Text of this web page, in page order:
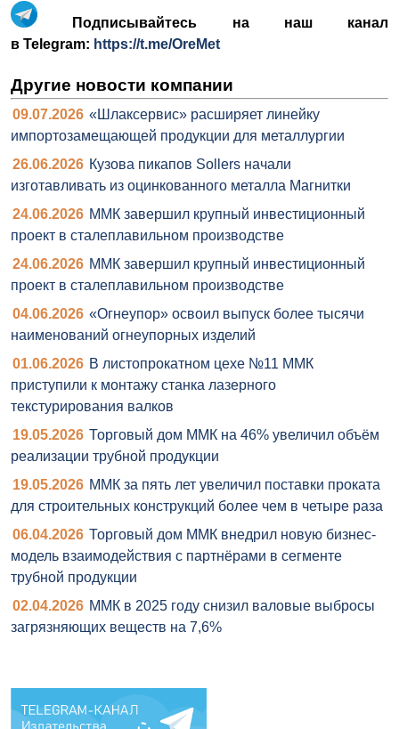
Подписывайтесь на наш канал
в Telegram: https://t.me/OreMet
Другие новости компании
09.07.2026 «Шлаксервис» расширяет линейку
импортозамещающей продукции для металлургии
26.06.2026 Кузова пикапов Sollers начали
изготавливать из оцинкованного металла Магнитки
24.06.2026 ММК завершил крупный инвестиционный
проект в сталеплавильном производстве
24.06.2026 ММК завершил крупный инвестиционный
проект в сталеплавильном производстве
04.06.2026 «Огнеупор» освоил выпуск более тысячи
наименований огнеупорных изделий
01.06.2026 В листопрокатном цехе №11 ММК
приступили к монтажу станка лазерного
текстурирования валков
19.05.2026 Торговый дом ММК на 46% увеличил объём
реализации трубной продукции
19.05.2026 ММК за пять лет увеличил поставки проката
для строительных конструкций более чем в четыре раза
06.04.2026 Торговый дом ММК внедрил новую бизнес-
модель взаимодействия с партнёрами в сегменте
трубной продукции
02.04.2026 ММК в 2025 году снизил валовые выбросы
загрязняющих веществ на 7,6%